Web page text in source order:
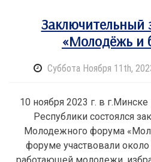
Заключительный
«Молодёжь и
Суббота Ноября 11th,
10 ноября 2023 г. в
Республики состоялся
Молодежного форума
форуме участвовали